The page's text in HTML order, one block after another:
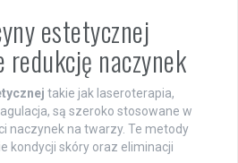
estetycznej
redukcję naczynek
takie jak laseroterapia,
są szeroko stosowane w
naczynek na twarzy. Te metody
kondycji skóry oraz eliminacji